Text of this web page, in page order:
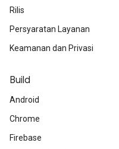
Rilis
Persyaratan Layanan
Keamanan dan Privasi
Build
Android
Chrome
Firebase